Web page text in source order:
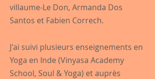
villaume-Le Don, Armanda Dos
Santos et Fabien Correch.
J'ai suivi plusieurs enseignements en
Yoga en Inde (Vinyasa Academy
School, Soul & Yoga) et auprès